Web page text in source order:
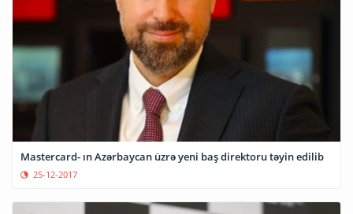
Mastercard- ın Azərbaycan üzrə yeni baş direktoru təyin edilib
25-12-2017